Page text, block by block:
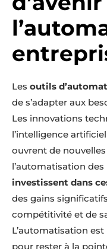
Les outils
de s’adapter aux
Les innovations
l’intelligence
ouvrent de
l’automatisation des
investissent dans
des gains
compétitivité et de
L’automatisation
pour rester à la